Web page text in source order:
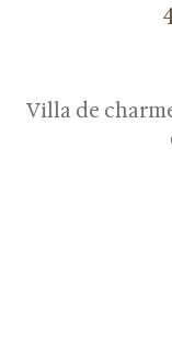
Villa de